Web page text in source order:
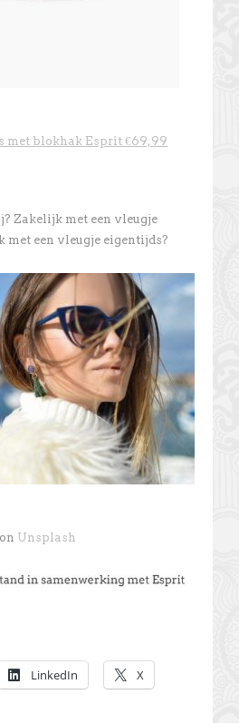
met blokhak Esprit €69,99
Zakelijk met een vleugje
met een vleugje eigentijds?
on Unsplash
LinkedIn X